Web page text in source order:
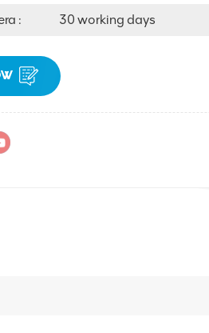
: 30 working days